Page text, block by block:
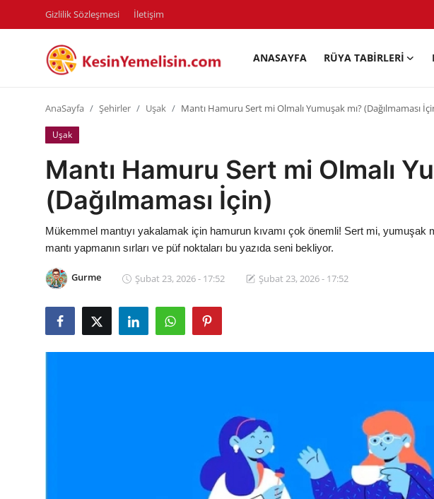
Gizlilik Sözleşmesi İletişim
ANASAYFA RÜYA TABIRLERI
Diyet & Sağlıklı Beslenme
Şehirler
Helal Gıda & Dini Hükümler
Gıda Güvenliği & Bilimi
Kalori & Diyet Rehberi
AnaSayfa Şehirler Uşak Mantı Hamuru Sert mi Olmalı Yumuşak mı? (Dağılmaması
Uşak
Mantı Hamuru Sert mi Olmalı
(Dağılmaması İçin)
Mükemmel mantıyı yakalamak için hamurun kıvamı çok önemli! Sert mi, yumuşak
mantı yapmanın sırları ve püf noktaları bu yazıda seni bekliyor.
Gurme Şubat 23, 2026 - 17:52 Şubat 23, 2026 - 17:52